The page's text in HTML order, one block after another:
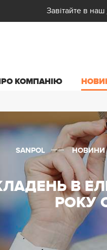
Завітайте в наш
КОМПАНІЮ
В
РОКУ
SANPOL НОВИНИ